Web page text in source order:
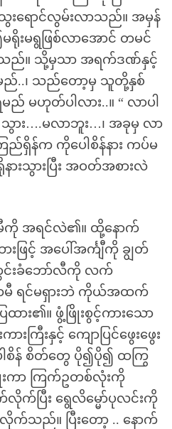
ေးရောင်လွမ်းလာသည်။ အမှန်
ရိုးမရွဖြစ်လာအောင် တမင်
သည်။ သို့မှသာ အရက်ဒဏ်နှင့်
မည်..၊ သည်တော့မှ သူတို့နှစ်
မဟုတ်ပါလား..။ “ လာပါ
ား….မလာဘူး…၊ အခုမှ လာ
ြည်ရှိန်က ကိုပေါစိန်နား ကပ်မ
းသွားပြီး အဝတ်အစားလဲ
ကို အရင်လဲ၏။ ထို့နောက်
ဖြင့် အပေါ်အင်္ကျီကို ချွတ်
င်းခံဘော်လီကို လက်
မီ ရင်မရှားဘဲ ကိုယ်အထက်
ား၏။ ဖွံ့ဖြိုးစွင့်ကားသော
းကြီးနှင့် ကျောပြင်ဖွေးဖွေး
စိန် စိတ်တွေ ပို၍ပို၍ ထကြွ
ြုံးကာ ကြက်ဥတစ်လုံးကို
က်ပြီး ရွေလိမ္မော်ပုလင်းကို
လိုက်သည်။ ပြီးတော့ .. နောက်